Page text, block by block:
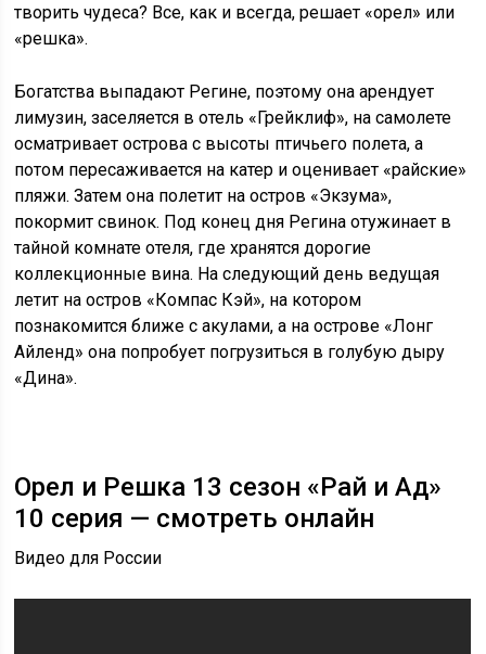
творить чудеса? Все, как и всегда, решает «орел» или
«решка».
Богатства выпадают Регине, поэтому она арендует
лимузин, заселяется в отель «Грейклиф», на самолете
осматривает острова с высоты птичьего полета, а
потом пересаживается на катер и оценивает «райские»
пляжи. Затем она полетит на остров «Экзума»,
покормит свинок. Под конец дня Регина отужинает в
тайной комнате отеля, где хранятся дорогие
коллекционные вина. На следующий день ведущая
летит на остров «Компас Кэй», на котором
познакомится ближе с акулами, а на острове «Лонг
Айленд» она попробует погрузиться в голубую дыру
«Дина».
Орел и Решка 13 сезон «Рай и Ад»
10 серия — смотреть онлайн
Видео для России